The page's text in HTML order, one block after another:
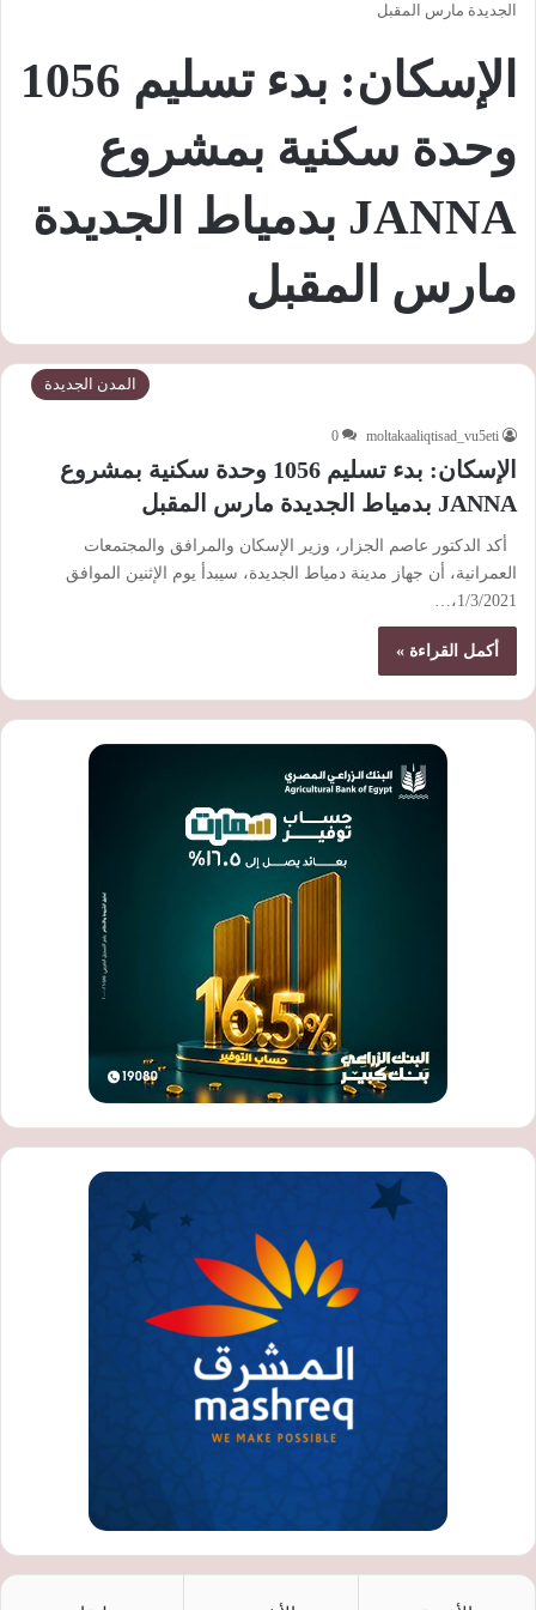
الجديدة مارس المقبل
الإسكان: بدء تسليم 1056
وحدة سكنية بمشروع
JANNA بدمياط الجديدة
مارس المقبل
المدن الجديدة
moltakaaliqtisad_vu5eti
0
الإسكان: بدء تسليم 1056 وحدة سكنية بمشروع
JANNA بدمياط الجديدة مارس المقبل
أكد الدكتور عاصم الجزار، وزير الإسكان والمرافق والمجتمعات
العمرانية، أن جهاز مدينة دمياط الجديدة، سيبدأ يوم الإثنين الموافق
1/3/2021،…
أكمل القراءة »